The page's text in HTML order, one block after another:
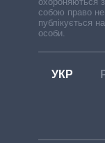
собою право
публікується
особи.
УКР